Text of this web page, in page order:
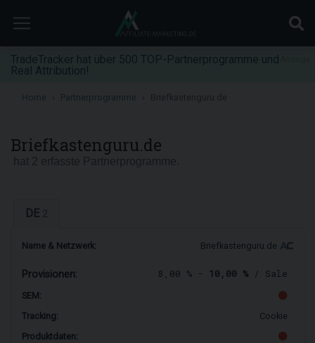
TradeTracker hat über 500 TOP-Partnerprogramme und
Real Attribution!
Home Partnerprogramme
Briefkastenguru.de
DE
Name & Netzwerk: Briefkastenguru.de
Provisionen: 8,00 % - 10,00 % / Sale
SEM:
Tracking:
Cookie
Produktdaten: